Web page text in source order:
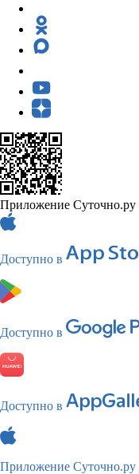
Приложение Суточно.ру
Доступно в
Доступно в
Доступно в
Приложение Суточно.ру